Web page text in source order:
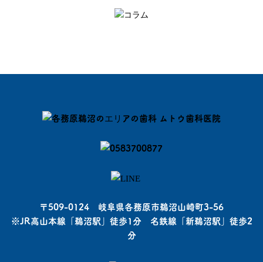
〒509-0124 岐阜県各務原市鵜沼山崎町3-56
※JR高山本線「鵜沼駅」徒歩1分 名鉄線「新鵜沼駅」徒歩2
分